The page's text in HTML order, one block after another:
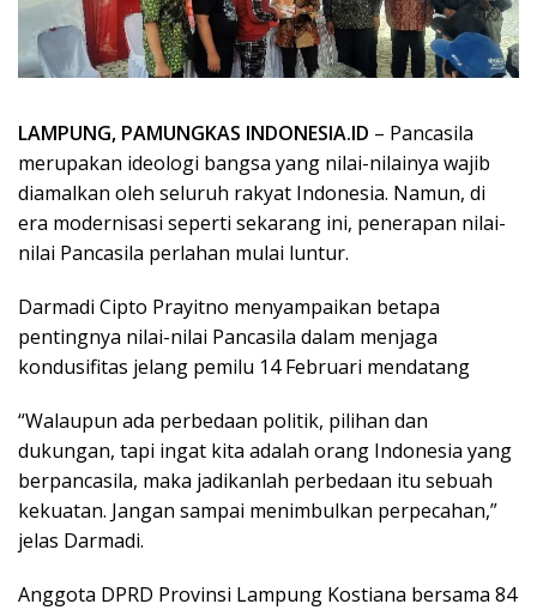
LAMPUNG, PAMUNGKAS INDONESIA.ID – Pancasila
merupakan ideologi bangsa yang nilai-nilainya wajib
diamalkan oleh seluruh rakyat Indonesia. Namun, di
era modernisasi seperti sekarang ini, penerapan nilai-
nilai Pancasila perlahan mulai luntur.
Darmadi Cipto Prayitno menyampaikan betapa
pentingnya nilai-nilai Pancasila dalam menjaga
kondusifitas jelang pemilu 14 Februari mendatang
“Walaupun ada perbedaan politik, pilihan dan
dukungan, tapi ingat kita adalah orang Indonesia yang
berpancasila, maka jadikanlah perbedaan itu sebuah
kekuatan. Jangan sampai menimbulkan perpecahan,”
jelas Darmadi.
Anggota DPRD Provinsi Lampung Kostiana bersama 84